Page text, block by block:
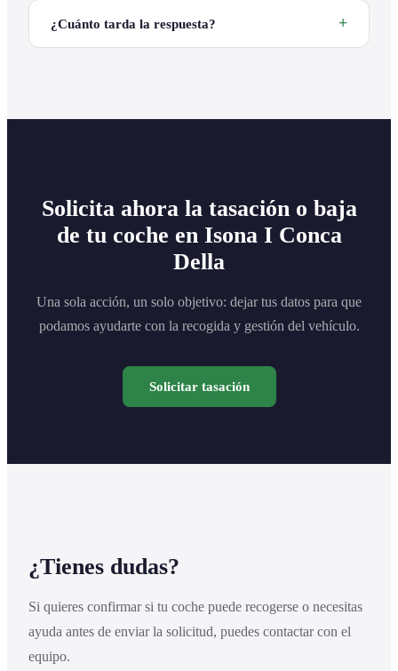
¿Cuánto tarda la respuesta?
Solicita ahora la tasación o baja
de tu coche en Isona I Conca
Della
Una sola acción, un solo objetivo: dejar tus datos para que
podamos ayudarte con la recogida y gestión del vehículo.
Solicitar tasación
¿Tienes dudas?
Si quieres confirmar si tu coche puede recogerse o necesitas
ayuda antes de enviar la solicitud, puedes contactar con el
equipo.